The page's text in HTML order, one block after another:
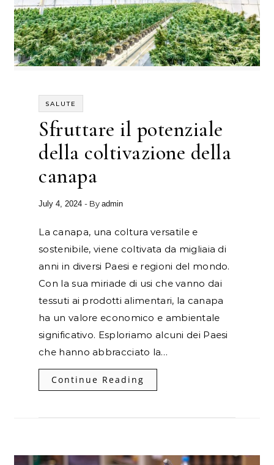
SALUTE
Sfruttare il potenziale
della coltivazione della
canapa
July 4, 2024 - Byadmin
La canapa, una coltura versatile e
sostenibile, viene coltivata da migliaia di
anni in diversi Paesi e regioni del mondo.
Con la sua miriade di usi che vanno dai
tessuti ai prodotti alimentari, la canapa
ha un valore economico e ambientale
significativo. Esploriamo alcuni dei Paesi
che hanno abbracciato la…
Continue Reading